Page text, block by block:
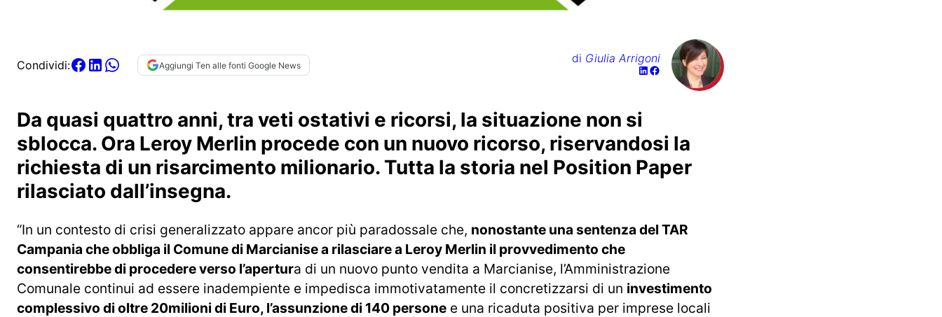
Condividi: Aggiungi Ten alle fonti Google News di Giulia Arrigoni
Da quasi quattro anni, tra veti ostativi e ricorsi, la situazione non si
sblocca. Ora Leroy Merlin procede con un nuovo ricorso, riservandosi la
richiesta di un risarcimento milionario. Tutta la storia nel Position Paper
rilasciato dall’insegna.
“In un contesto di crisi generalizzato appare ancor più paradossale che, nonostante una sentenza del TAR
Campania che obbliga il Comune di Marcianise a rilasciare a Leroy Merlin il provvedimento che
consentirebbe di procedere verso l’apertura di un nuovo punto vendita a Marcianise, l’Amministrazione
Comunale continui ad essere inadempiente e impedisca immotivatamente il concretizzarsi di un investimento
complessivo di oltre 20milioni di Euro, l’assunzione di 140 persone e una ricaduta positiva per imprese locali